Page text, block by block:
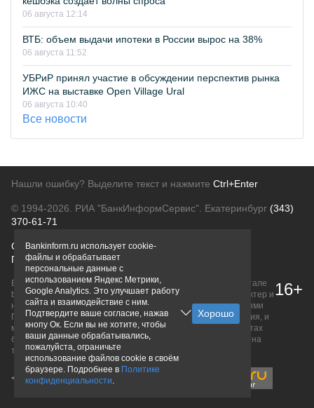
06 августа 12:14
ВТБ: объем выдачи ипотеки в России вырос на 38%
06 августа 11:52
УБРиР принял участие в обсуждении перспектив рынка
ИЖС на выставке Open Village Ural
06 августа 10:40
Все новости
Нашли ошибку? Выделите текст и нажмите Ctrl+Enter
© 1994-2026. РИА "БанкИнформСервис". Екатеринбург (343)
370-61-71
О проектеПолитика конфиденциальности
Правовая информацияДля рекламодателей
Вся информация о продуктах банков, размещенная на портале
bankinform.ru, носит исключительно ознакомительный характер и
не является публичной офертой, определяемой положениями
ГК РФ. Информация не содержит точного и полного описания, и
может быть изменена. Конечные условия уточняйте на сайтах
банков или при личном обращении. Исключительное право на
товарные знаки принадлежит их правообладателям.
16+
Bankinform.ru использует cookie-
файлы и обрабатывает
персональные данные с
использованием Яндекс Метрики,
Google Analytics. Это улучшает работу
сайта и взаимодействие с ним.
Подтвердите ваше согласие, нажав
кнопу Ок. Если вы не хотите, чтобы
ваши данные обрабатывались,
пожалуйста, ограничьте
использование файлов cookie в своём
браузере. Подробнее в Политике
конфиденциальности.